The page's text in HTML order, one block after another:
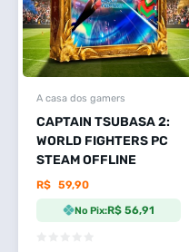
A casa dos gamers
CAPTAIN TSUBASA 2:
WORLD FIGHTERS PC
STEAM OFFLINE
R$ 59,90
No Pix:R$ 56,91